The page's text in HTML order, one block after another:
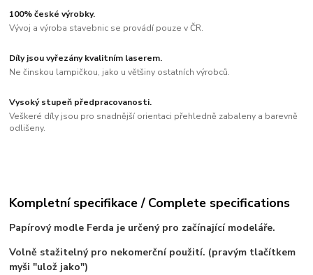
100% české výrobky.
Vývoj a výroba stavebnic se provádí pouze v ČR.
Díly jsou vyřezány kvalitním laserem.
Ne činskou lampičkou, jako u většiny ostatních výrobců.
Vysoký stupeň předpracovanosti.
Veškeré díly jsou pro snadnější orientaci přehledně zabaleny a barevně
odlišeny.
Kompletní specifikace / Complete specifications
Papírový modle Ferda je určený pro začínající modeláře.
Volně stažitelný pro nekomerční použití. (pravým tlačítkem
myši "ulož jako")